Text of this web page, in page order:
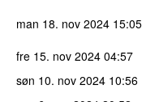
man 18. nov 2024 15:05
fre 15. nov 2024 04:57
søn 10. nov 2024 10:56